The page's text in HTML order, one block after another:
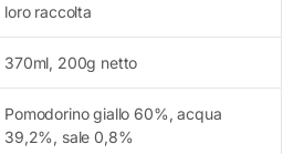
loro raccolta
370ml, 200g netto
Pomodorino giallo 60%, acqua
39,2%, sale 0,8%